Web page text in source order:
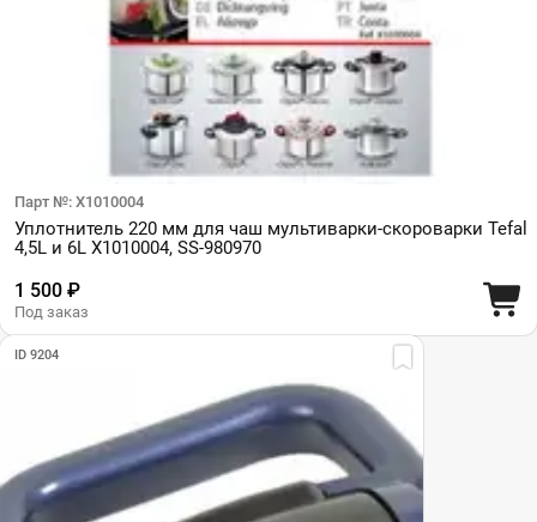
Парт №: X1010004
Уплотнитель 220 мм для чаш мультиварки-скороварки Tefal
4,5L и 6L X1010004, SS-980970
1 500 ₽
Под заказ
ID 9204